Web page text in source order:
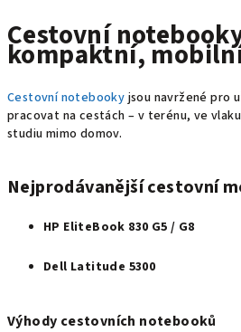
Cestovní
kompaktní,
Cestovní notebooky jsou navržené pro
pracovat na cestách – v terénu, ve
studiu mimo domov.
Nejprodávanější cestovní
HP EliteBook 830 G5 / G8
Dell Latitude 5300
Výhody cestovních notebooků